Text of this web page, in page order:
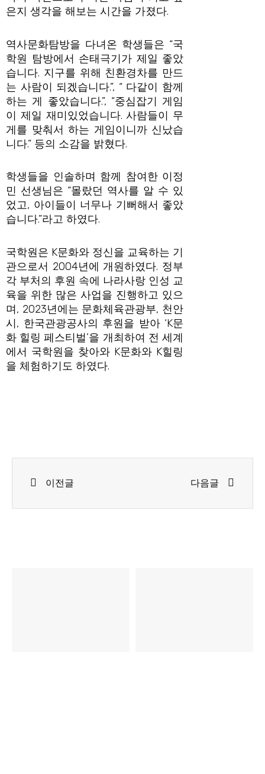
은지 생각을 해보는 시간을 가졌다.
역사문화탐방을 다녀온 학생들은 “국
학원 탐방에서 손태극기가 제일 좋았
습니다. 지구를 위해 친환경차를 만드
는 사람이 되겠습니다.”, “ 다같이 함께
하는 게 좋았습니다.”, “중심잡기 게임
이 제일 재미있었습니다. 사람들이 무
게를 맞춰서 하는 게임이니까 신났습
니다.” 등의 소감을 밝혔다.
학생들을 인솔하며 함께 참여한 이정
민 선생님은 “몰랐던 역사를 알 수 있
었고, 아이들이 너무나 기뻐해서 좋았
습니다.”라고 하였다.
국학원은 K문화와 정신을 교육하는 기
관으로서 2004년에 개원하였다. 정부
각 부처의 후원 속에 나라사랑 인성 교
육을 위한 많은 사업을 진행하고 있으
며, 2023년에는 문화체육관광부, 천안
시, 한국관광공사의 후원을 받아 ‘K문
화 힐링 페스티벌’을 개최하여 전 세계
에서 국학원을 찾아와 K문화와 K힐링
을 체험하기도 하였다.
이전글 다음글